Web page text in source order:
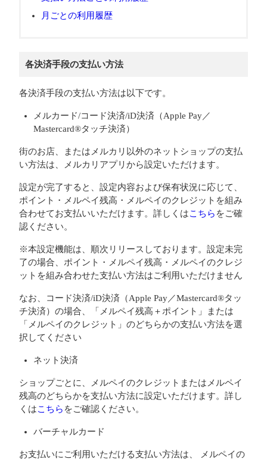
月ごとの利用履歴
各決済手段の支払い方法
各決済手段の支払い方法は以下です。
メルカード/コード決済/iD決済（Apple Pay／
Mastercard®タッチ決済）
街のお店、またはメルカリ以外のネットショップの支払
い方法は、メルカリアプリから設定いただけます。
設定が完了すると、設定内容および保有状況に応じて、
ポイント・メルペイ残高・メルペイのクレジットを組み
合わせてお支払いいただけます。詳しくはこちら をご確
認ください。
※本設定機能は、順次リリースしております。設定未完
了の場合、ポイント・メルペイ残高・メルペイのクレジ
ットを組み合わせた支払い方法はご利用いただけません
なお、コード決済/iD決済（Apple Pay／Mastercard®タッ
チ決済）の場合、「メルペイ残高＋ポイント」または
「メルペイのクレジット」のどちらかの支払い方法を選
択してください
ネット決済
ショップごとに、メルペイのクレジットまたはメルペイ
残高のどちらかを支払い方法に設定いただけます。詳し
くはこちら をご確認ください。
バーチャルカード
お支払いにご利用いただける支払い方法は、 メルペイの